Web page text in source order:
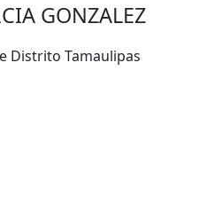
GONZALEZ
Distrito Tamaulipas